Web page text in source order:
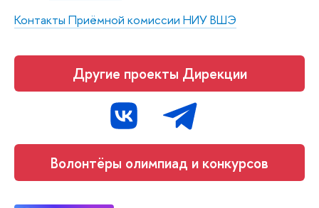
Контакты Приёмной комиссии НИУ ВШЭ
Другие проекты Дирекции
Волонтёры олимпиад и конкурсов